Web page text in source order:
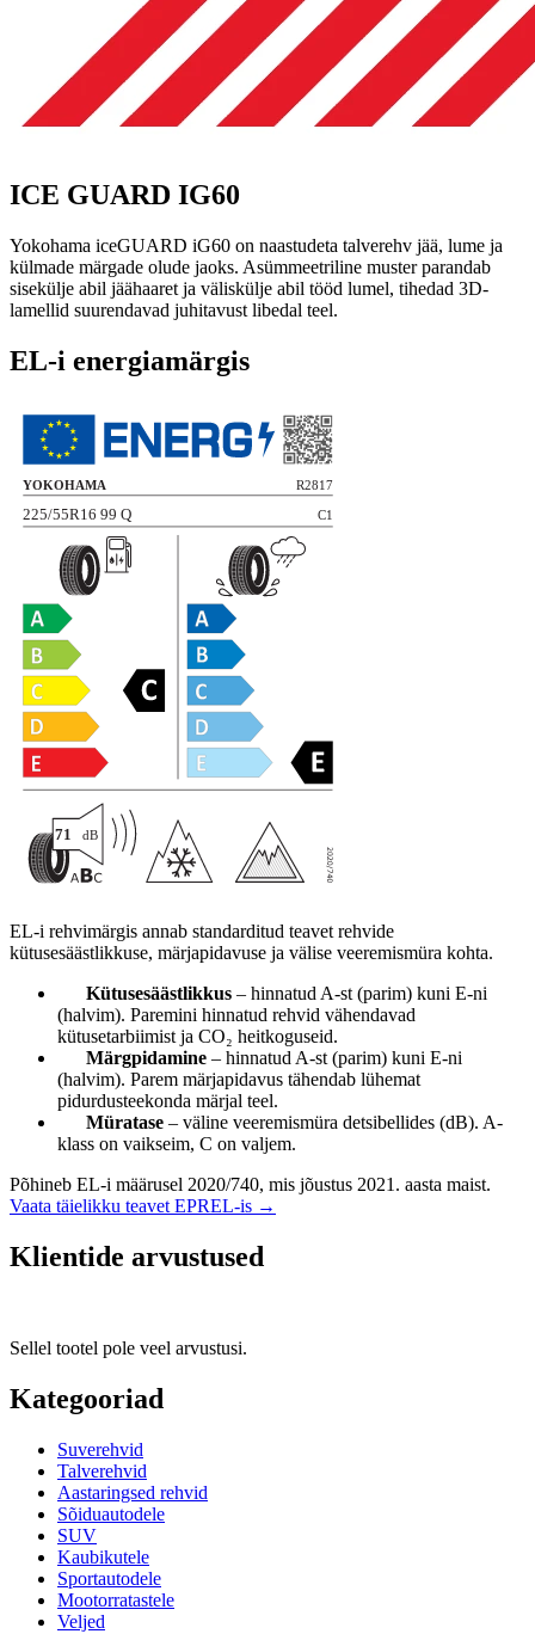
ICE GUARD IG60
Yokohama iceGUARD iG60 on naastudeta talverehv jää, lume ja
külmade märgade olude jaoks. Asümmeetriline muster parandab
sisekülje abil jäähaaret ja väliskülje abil tööd lumel, tihedad 3D-
lamellid suurendavad juhitavust libedal teel.
EL-i energiamärgis
EL-i rehvimärgis annab standarditud teavet rehvide
kütusesäästlikkuse, märjapidavuse ja välise veeremismüra kohta.
Kütusesäästlikkus – hinnatud A-st (parim) kuni E-ni
(halvim). Paremini hinnatud rehvid vähendavad
kütusetarbiimist ja CO₂ heitkoguseid.
Märgpidamine – hinnatud A-st (parim) kuni E-ni
(halvim). Parem märjapidavus tähendab lühemat
pidurdusteekonda märjal teel.
Müratase – väline veeremismüra detsibellides (dB). A-
klass on vaikseim, C on valjem.
Põhineb EL-i määrusel 2020/740, mis jõustus 2021. aasta maist.
Vaata täielikku teavet EPREL-is →
Klientide arvustused
Sellel tootel pole veel arvustusi.
Kategooriad
Suverehvid
Talverehvid
Aastaringsed rehvid
Sõiduautodele
SUV
Kaubikutele
Sportautodele
Mootorratastele
Veljed